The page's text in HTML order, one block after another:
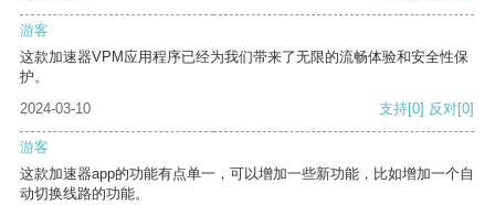
游客
这款加速器VPM应用程序已经为我们带来了无限的流畅体验和安全性保
护。
2024-03-10
支持[0] 反对[0]
游客
这款加速器app的功能有点单一，可以增加一些新功能，比如增加一个自
动切换线路的功能。